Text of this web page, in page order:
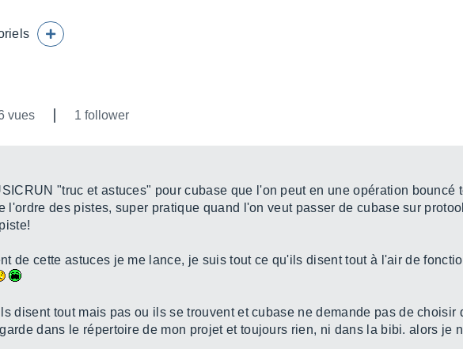
vues 1 follower
"truc et astuces" pour cubase que l'on peut en une opération bouncé
l'ordre des pistes, super pratique quand l'on veut passer de cubase sur
de cette astuces je me lance, je suis tout ce qu'ils disent tout à l'air de
disent tout mais pas ou ils se trouvent et cubase ne demande pas de choisir
dans le répertoire de mon projet et toujours rien, ni dans la bibi. alors je